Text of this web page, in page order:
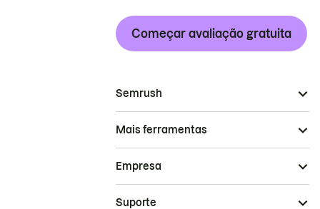
Começar avaliação gratuita
Semrush
Mais ferramentas
Empresa
Suporte